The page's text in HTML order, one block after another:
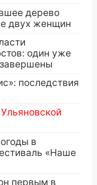
дерево
двух женщин
один уже
последствия
в
«Наше
первым в